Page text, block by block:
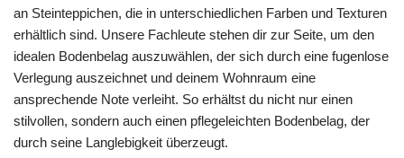
an Steinteppichen, die in unterschiedlichen Farben und Texturen
erhältlich sind. Unsere Fachleute stehen dir zur Seite, um den
idealen Bodenbelag auszuwählen, der sich durch eine fugenlose
Verlegung auszeichnet und deinem Wohnraum eine
ansprechende Note verleiht. So erhältst du nicht nur einen
stilvollen, sondern auch einen pflegeleichten Bodenbelag, der
durch seine Langlebigkeit überzeugt.